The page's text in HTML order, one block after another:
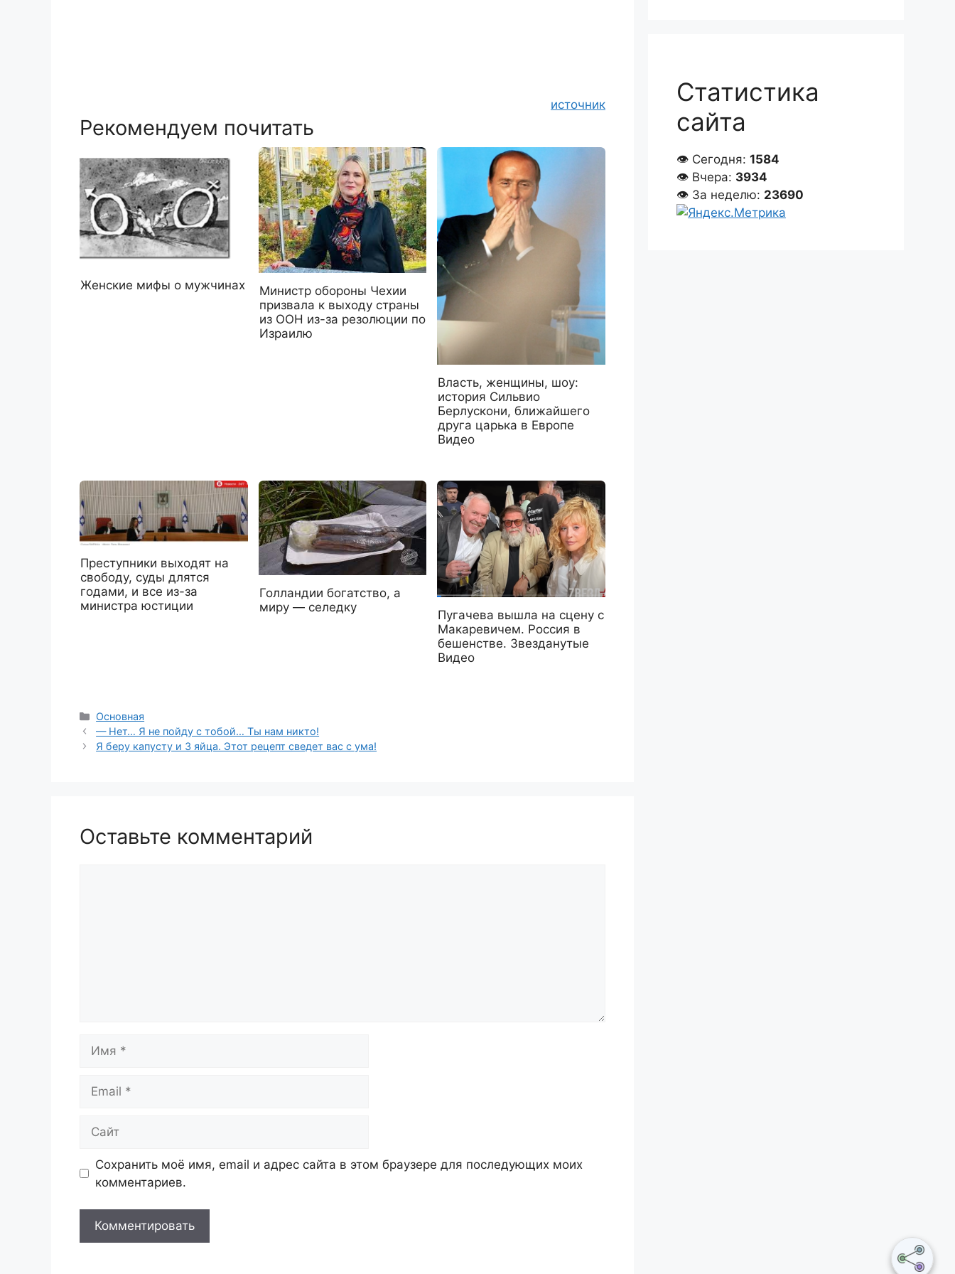
источник
Рекомендуем почитать
Женские мифы о мужчинах
Министр обороны Чехии
призвала к выходу страны
из ООН из-за резолюции по
Израилю
Власть, женщины, шоу:
история Сильвио
Берлускони, ближайшего
друга царька в Европе
Видео
Преступники выходят на
свободу, суды длятся
годами, и все из-за
министра юстиции
Голландии богатство, а
миру — селедку
Пугачева вышла на сцену с
Макаревичем. Россия в
бешенстве. Звезданутые
Видео
Рубрики
Основная
— Нет… Я не пойду с тобой… Ты нам никто!
Я беру капусту и 3 яйца. Этот рецепт сведет вас с ума!
Оставьте комментарий
Сохранить моё имя, email и адрес сайта в этом браузере для последующих моих
комментариев.
Статистика
сайта
👁 Сегодня: 1584
👁 Вчера: 3934
👁 За неделю: 23690